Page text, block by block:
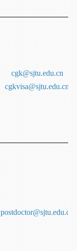
cgk@sjtu.edu.cn
cgkvisa@sjtu.edu.cn
postdoctor@sjtu.edu.cn